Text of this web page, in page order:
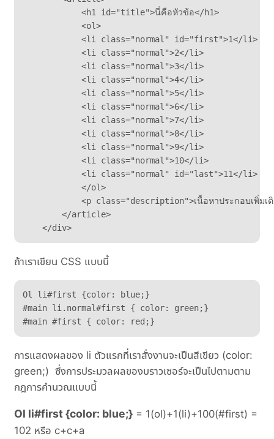
            <h1 id="title">นี่คือหัวข้อ</h1>
            <ol>
            <li class="normal" id="first">1</li>
            <li class="normal">2</li>
            <li class="normal">3</li>
            <li class="normal">4</li>
            <li class="normal">5</li>
            <li class="normal">6</li>
            <li class="normal">7</li>
            <li class="normal">8</li>
            <li class="normal">9</li>
            <li class="normal">10</li>
            <li class="normal" id="last">11</li>
            </ol>
<p class="description">เนื้อหาประกอบเพิ่มเ
        </article>
    </div>
ถ้าเราเขียน CSS แบบนี้
Ol li#first {color: blue;}
#main li.normal#first { color: green;}
#main #first { color: red;}
การแสดงผลของ li ตัวแรกที่เราสั่งงานจะเป็นสีเขียว (color:
green;) ซึ่งการประมวลผลของบราวเซอร์จะเป็นไปตามตาม
กฎการคำนวณแบบนี้
Ol li#first {color: blue;} = 1(ol)+1(li)+100(#first) =
102 หรือ c+c+a